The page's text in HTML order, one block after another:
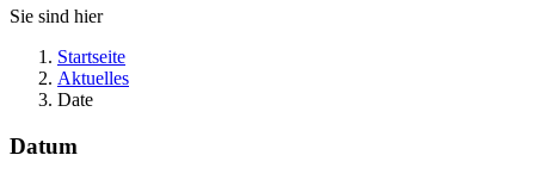
Sie sind hier
Startseite
Aktuelles
Date
Datum